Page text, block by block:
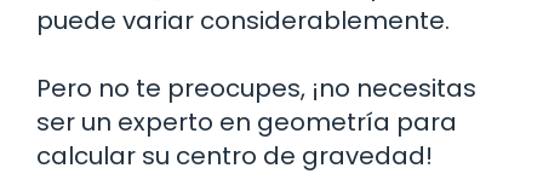
puede variar considerablemente.
Pero no te preocupes, ¡no necesitas
ser un experto en geometría para
calcular su centro de gravedad!